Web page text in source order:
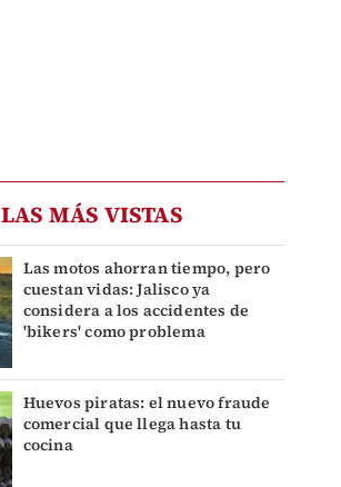
LAS MÁS VISTAS
Las motos ahorran tiempo, pero
cuestan vidas: Jalisco ya
considera a los accidentes de
'bikers' como problema
Huevos piratas: el nuevo fraude
comercial que llega hasta tu
cocina